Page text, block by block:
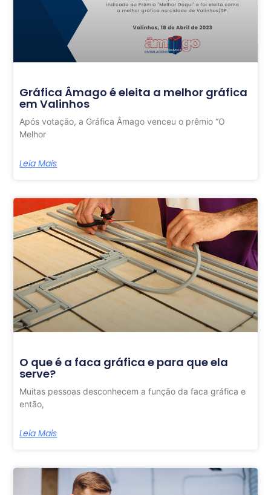
Gráfica Âmago é eleita a melhor gráfica
em Valinhos
Após votação, a Gráfica Âmago venceu o prêmio “O
Melhor
Leia Mais
O que é a faca gráfica e para que ela
serve?
Muitas pessoas desconhecem a função da faca gráfica e
então,
Leia Mais